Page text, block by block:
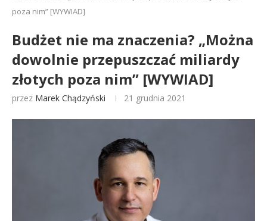
poza nim” [WYWIAD]
Budżet nie ma znaczenia? „Można
dowolnie przepuszczać miliardy
złotych poza nim” [WYWIAD]
przez Marek Chądzyński 21 grudnia 2021